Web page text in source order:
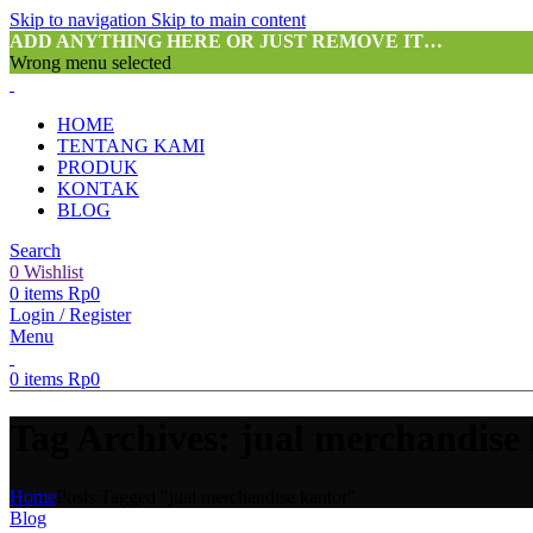
Skip to navigation Skip to main content
ADD ANYTHING HERE OR JUST REMOVE IT…
Wrong menu selected
HOME
TENTANG KAMI
PRODUK
KONTAK
BLOG
Search
0 Wishlist
0 items Rp0
Login / Register
Menu
0 items Rp0
Home
Blog